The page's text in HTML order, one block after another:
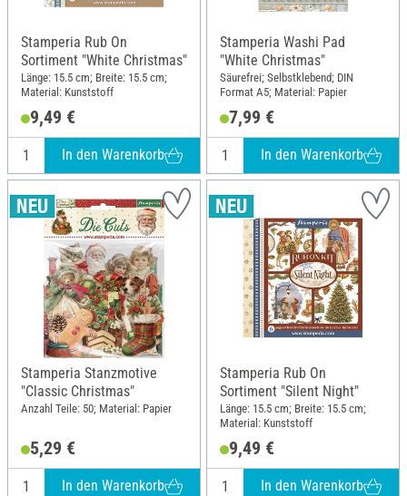
Stamperia Rub On
Sortiment "White Christmas"
Länge: 15.5 cm; Breite: 15.5 cm;
Material: Kunststoff
9,49 €
In den Warenkorb
Stamperia Washi Pad
"White Christmas"
Säurefrei; Selbstklebend; DIN
Format A5; Material: Papier
7,99 €
In den Warenkorb
Stamperia Stanzmotive
"Classic Christmas"
Anzahl Teile: 50; Material: Papier
5,29 €
In den Warenkorb
Stamperia Rub On
Sortiment "Silent Night"
Länge: 15.5 cm; Breite: 15.5 cm;
Material: Kunststoff
9,49 €
In den Warenkorb